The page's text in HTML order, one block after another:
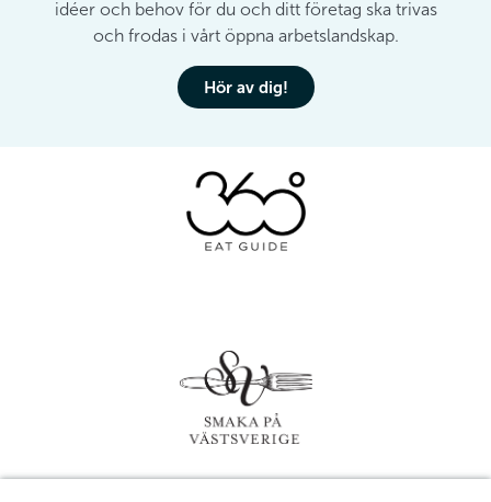
idéer och behov för du och ditt företag ska trivas
och frodas i vårt öppna arbetslandskap.
Hör av dig!